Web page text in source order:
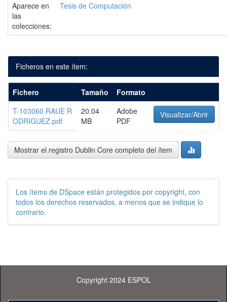
Aparece en
las
colecciones:
Tesis de Computación
Ficheros en este ítem:
Fichero Tamaño
Formato
T-103060 RAUE R
ODRIGUEZ.pdf
20.04
MB
Adobe
PDF
Visualizar/Abrir
Mostrar el registro Dublin Core completo del ítem
Los ítems de DSpace están protegidos por copyright, con
todos los derechos reservados, a menos que se indique lo
contrario.
Copyright 2024 ESPOL